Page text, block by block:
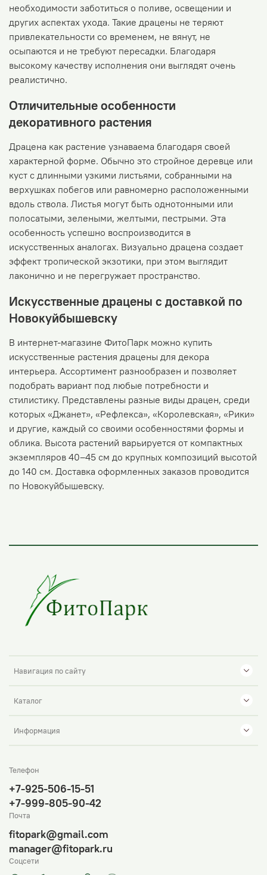
необходимости заботиться о поливе, освещении и
других аспектах ухода. Такие драцены не теряют
привлекательности со временем, не вянут, не
осыпаются и не требуют пересадки. Благодаря
высокому качеству исполнения они выглядят очень
реалистично.
Отличительные особенности
декоративного растения
Драцена как растение узнаваема благодаря своей
характерной форме. Обычно это стройное деревце или
куст с длинными узкими листьями, собранными на
верхушках побегов или равномерно расположенными
вдоль ствола. Листья могут быть однотонными или
полосатыми, зелеными, желтыми, пестрыми. Эта
особенность успешно воспроизводится в
искусственных аналогах. Визуально драцена создает
эффект тропической экзотики, при этом выглядит
лаконично и не перегружает пространство.
Искусственные драцены с доставкой по
Новокуйбышевску
В интернет-магазине ФитоПарк можно купить
искусственные растения драцены для декора
интерьера. Ассортимент разнообразен и позволяет
подобрать вариант под любые потребности и
стилистику. Представлены разные виды драцен, среди
которых «Джанет», «Рефлекса», «Королевская», «Рики»
и другие, каждый со своими особенностями формы и
облика. Высота растений варьируется от компактных
экземпляров 40–45 см до крупных композиций высотой
до 140 см. Доставка оформленных заказов проводится
по Новокуйбышевску.
Навигация по сайту
Каталог
Информация
Телефон
+7-925-506-15-51
+7-999-805-90-42
Почта
fitopark@gmail.com
manager@fitopark.ru
Соцсети